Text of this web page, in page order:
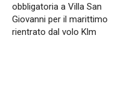
obbligatoria a Villa San
Giovanni per il marittimo
rientrato dal volo Klm